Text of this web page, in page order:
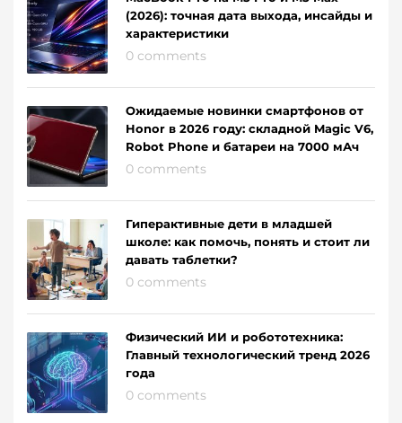
(2026): точная дата выхода, инсайды и
характеристики
0 comments
Ожидаемые новинки смартфонов от
Honor в 2026 году: складной Magic V6,
Robot Phone и батареи на 7000 мАч
0 comments
Гиперактивные дети в младшей
школе: как помочь, понять и стоит ли
давать таблетки?
0 comments
Физический ИИ и робототехника:
Главный технологический тренд 2026
года
0 comments